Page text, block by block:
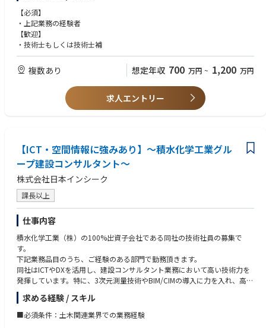
されます。詳しくは担当コンサルタントにお尋ねください。
【必須】
・上記業務の経験者
【歓迎】
・技術士もしくは技術士補
複数あり 想定年収 700 万円 ~ 1,200 万円
求人エントリー
【ICT・空間情報に強みあり】～積水化学工業グル
ープ建設コンサルタント～
株式会社日本インシーク
課長以上
仕事内容
積水化学工業（株）の100%出資子会社である同社の技術社員の募集で
す。
下記業務品目のうち、ご経験のある部門で勤務頂きます。
同社はICTやDXを活用し、建設コンサルタント業務において高い技術力を
発揮しています。特に、3次元測量技術やBIM/CIMの導入に力を入れ、高品
質かつ効率的なプロジェクト推進を目指しています。
また定年後も長く働くことも可能です。（70代も多数在籍してます）
求める経験 / スキル
■必須条件：土木関連業界での業務経験